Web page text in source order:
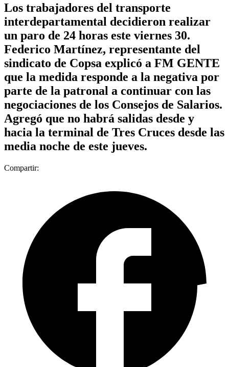
Los trabajadores del transporte
interdepartamental decidieron realizar
un paro de 24 horas este viernes 30.
Federico Martínez, representante del
sindicato de Copsa explicó a FM GENTE
que la medida responde a la negativa por
parte de la patronal a continuar con las
negociaciones de los Consejos de Salarios.
Agregó que no habrá salidas desde y
hacia la terminal de Tres Cruces desde las
media noche de este jueves.
Compartir: